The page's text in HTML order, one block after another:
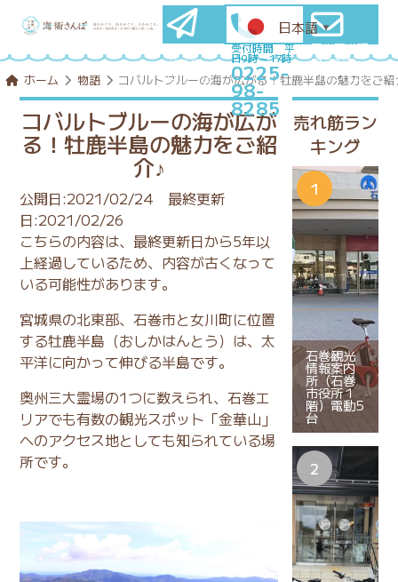
メールマ
ガ登録
はこちら
受付時間 平
日9時～17時
0225-
98-
8285
石巻圏満喫
プランを
コンシェル
ジュに相談
ホーム 物語 コバルトブルーの海が広がる！牡鹿半島の魅力をご
コバルトブルーの海が広が
る！牡鹿半島の魅力をご紹
介♪
公開日:2021/02/24 最終更新
日:2021/02/26
こちらの内容は、最終更新日から5年以
上経過しているため、内容が古くなって
いる可能性があります。
宮城県の北東部、石巻市と女川町に位置
する牡鹿半島（おしかはんとう）は、太
平洋に向かって伸びる半島です。
奥州三大霊場の1つに数えられ、石巻エ
リアでも有数の観光スポット「金華山」
へのアクセス地としても知られている場
所です。
売れ筋ラン
キング
石巻観光
情報案内
所（石巻
市役所１
階）電動5
台
日本語 ▼